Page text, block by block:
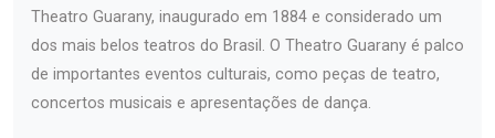
Theatro Guarany, inaugurado em 1884 e considerado um
dos mais belos teatros do Brasil. O Theatro Guarany é palco
de importantes eventos culturais, como peças de teatro,
concertos musicais e apresentações de dança.